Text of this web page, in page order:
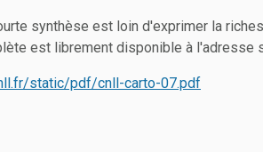
synthèse est loin d'exprimer la
est librement disponible à l'adresse
static/pdf/cnll-carto-07.pdf